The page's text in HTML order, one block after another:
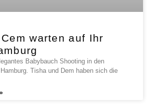
warten auf Ihr
Babybauch Shooting in den
Tisha und Dem haben sich die